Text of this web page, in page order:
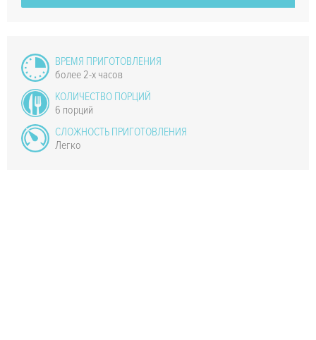
ВРЕМЯ ПРИГОТОВЛЕНИЯ
более 2-х часов
КОЛИЧЕСТВО ПОРЦИЙ
6 порций
СЛОЖНОСТЬ ПРИГОТОВЛЕНИЯ
Легко